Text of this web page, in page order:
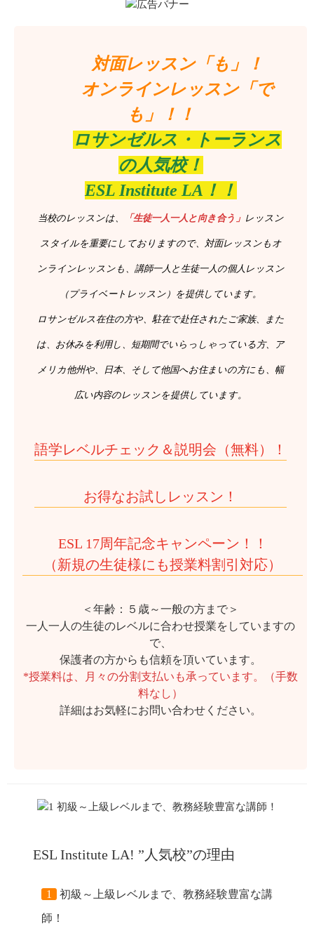
対面レッスン「も」！
オンラインレッスン「で
も」！！
ロサンゼルス・トーランス
の人気校！
ESL Institute LA！！
当校のレッスンは、 「生徒一人一人と向き合う」 レッスン
スタイルを重要にしておりますので、対面レッスンもオ
ンラインレッスンも、講師一人と生徒一人の個人レッスン
（プライベートレッスン）を提供しています。
ロサンゼルス在住の方や、駐在で赴任されたご家族、また
は、お休みを利用し、短期間でいらっしゃっている方、ア
メリカ他州や、日本、そして他国へお住まいの方にも、幅
広い内容のレッスンを提供しています。
語学レベルチェック＆説明会（無料）！
お得なお試しレッスン！
ESL 17周年記念キャンペーン！！
（新規の生徒様にも授業料割引対応）
＜年齢：５歳～一般の方まで＞
一人一人の生徒のレベルに合わせ授業をしていますの
で、
保護者の方からも信頼を頂いています。
*授業料は、月々の分割支払いも承っています。（手数
料なし）
詳細はお気軽にお問い合わせください。
ESL Institute LA! ”人気校”の理由
1
初級～上級レベルまで、教務経験豊富な講
師！